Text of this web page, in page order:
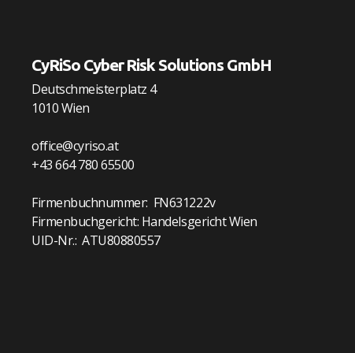
CyRiSo Cyber Risk Solutions GmbH
Deutschmeisterplatz 4
1010 Wien
office@cyriso.at
+43 664 780 65500
Firmenbuchnummer: FN631222v
Firmenbuchgericht: Handelsgericht Wien
UID-Nr.: ATU80880557